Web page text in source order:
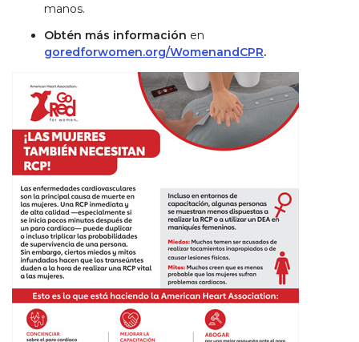
manos.
Obtén más información en
goredforwomen.org/WomenandCPR.